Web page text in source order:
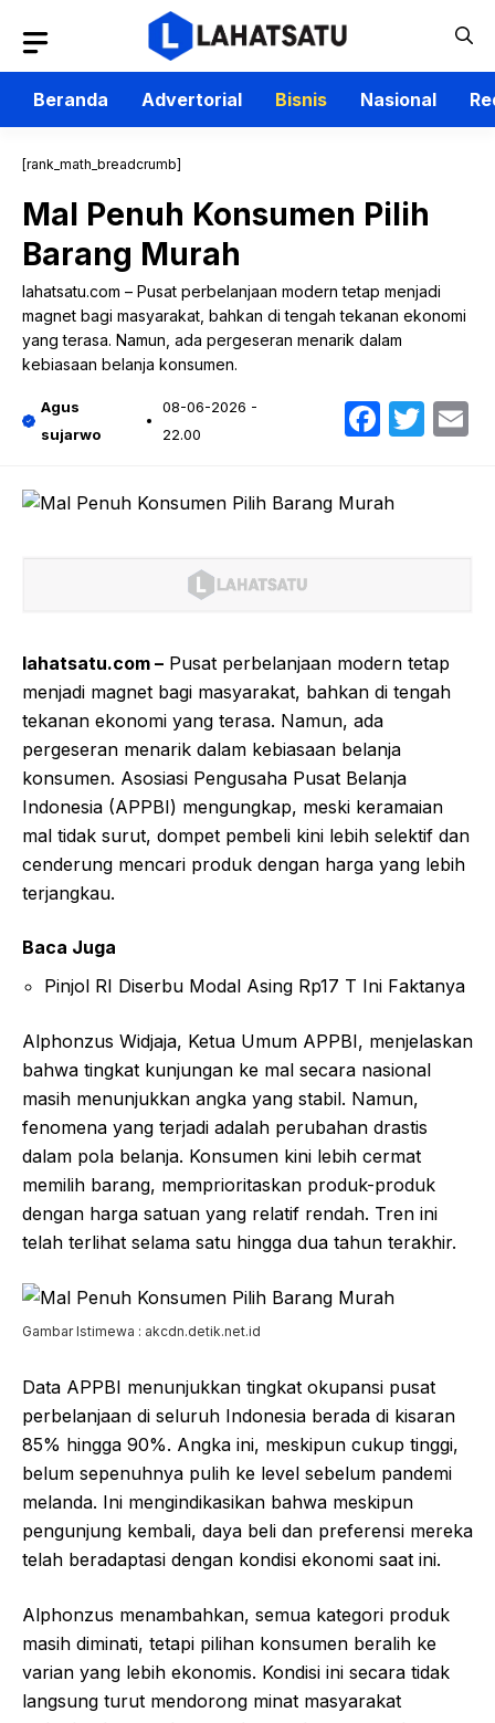
isi
Beranda
Advertorial Bisnis Nasional
[rank_math_breadcrumb]
Mal Penuh Konsumen Pilih
Barang Murah
lahatsatu.com – Pusat perbelanjaan modern tetap menjadi
magnet bagi masyarakat, bahkan di tengah tekanan ekonomi
yang terasa. Namun, ada pergeseran menarik dalam
kebiasaan belanja konsumen.
Agus
sujarwo
08-06-2026 -
22.00
lahatsatu.com – Pusat perbelanjaan modern tetap
menjadi magnet bagi masyarakat, bahkan di tengah
tekanan ekonomi yang terasa. Namun, ada
pergeseran menarik dalam kebiasaan belanja
konsumen. Asosiasi Pengusaha Pusat Belanja
Indonesia (APPBI) mengungkap, meski keramaian
mal tidak surut, dompet pembeli kini lebih selektif dan
cenderung mencari produk dengan harga yang lebih
terjangkau.
Baca Juga
Pinjol RI Diserbu Modal Asing Rp17 T Ini Faktanya
Alphonzus Widjaja, Ketua Umum APPBI, menjelaskan
bahwa tingkat kunjungan ke mal secara nasional
masih menunjukkan angka yang stabil. Namun,
fenomena yang terjadi adalah perubahan drastis
dalam pola belanja. Konsumen kini lebih cermat
memilih barang, memprioritaskan produk-produk
dengan harga satuan yang relatif rendah. Tren ini
telah terlihat selama satu hingga dua tahun terakhir.
Gambar Istimewa : akcdn.detik.net.id
Data APPBI menunjukkan tingkat okupansi pusat
perbelanjaan di seluruh Indonesia berada di kisaran
85% hingga 90%. Angka ini, meskipun cukup tinggi,
belum sepenuhnya pulih ke level sebelum pandemi
melanda. Ini mengindikasikan bahwa meskipun
pengunjung kembali, daya beli dan preferensi mereka
telah beradaptasi dengan kondisi ekonomi saat ini.
Alphonzus menambahkan, semua kategori produk
masih diminati, tetapi pilihan konsumen beralih ke
varian yang lebih ekonomis. Kondisi ini secara tidak
langsung turut mendorong minat masyarakat